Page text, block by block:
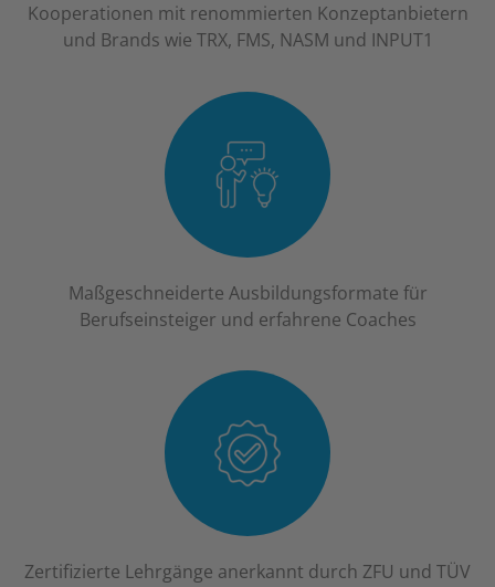
Kooperationen mit renommierten Konzeptanbietern
und Brands wie TRX, FMS, NASM und INPUT1
Maßgeschneiderte Ausbildungsformate für
Berufseinsteiger und erfahrene Coaches
Zertifizierte Lehrgänge anerkannt durch ZFU und TÜV